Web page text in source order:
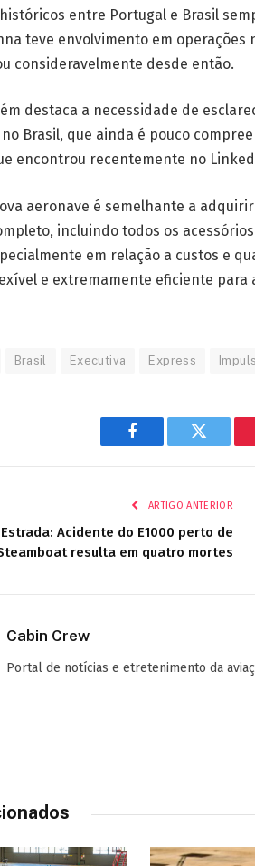
entre Portugal e Brasil
teve envolvimento em operações
consideravelmente desde então.
destaca a necessidade de
no Brasil, que ainda é pouco
encontrou recentemente no
aeronave é semelhante a
incluindo todos os
em relação a custos e
e extremamente eficiente para
Brasil Executiva Express
Facebook Twitter
ARTIGO ANTERIOR
Acidente do E1000 perto de
resulta em quatro mortes
Cabin Crew
Portal de notícias e etretenimento da